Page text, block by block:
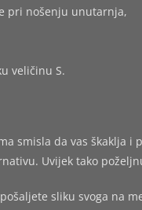
pri nošenju unutarnja,
veličinu S.
smisla da vas škaklja
Uvijek tako
sliku svoga na